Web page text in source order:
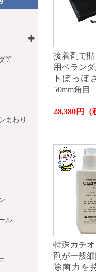
接着剤で
用ベラン
トぽっぽ
50mm角目
28,380円（
特殊カチ
剤が一般
除菌力を
等
まわり
ル